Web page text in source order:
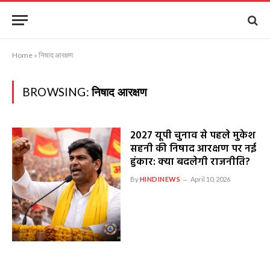
Home » निषाद आरक्षण
BROWSING:निषाद आरक्षण
2027 यूपी चुनाव से पहले मुकेश
सहनी की निषाद आरक्षण पर नई
हुंकार: क्या बदलेगी राजनीति?
ByHINDINEWS April 10, 2026